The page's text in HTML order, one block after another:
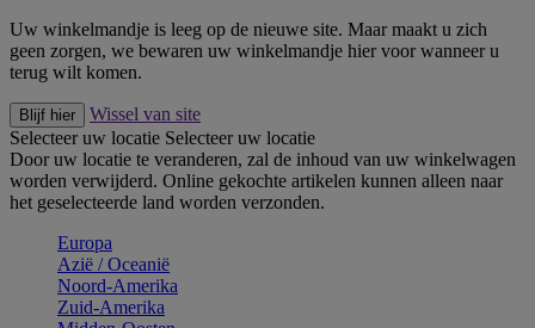
Uw winkelmandje is leeg op de nieuwe site. Maar maakt u zich
geen zorgen, we bewaren uw winkelmandje hier voor wanneer u
terug wilt komen.
Blijf hier
Wissel van site
Selecteer uw locatie Selecteer uw locatie
Door uw locatie te veranderen, zal de inhoud van uw winkelwagen
worden verwijderd. Online gekochte artikelen kunnen alleen naar
het geselecteerde land worden verzonden.
Europa
Aziё / Oceaniё
Noord-Amerika
Zuid-Amerika